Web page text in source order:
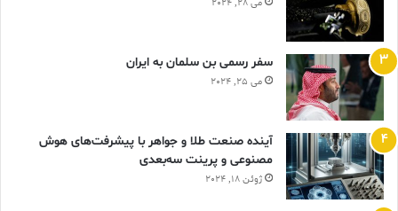
می 28, 2024
سفر رسمی بن سلمان به ایران
می 25, 2024
آینده صنعت طلا و جواهر با پیشرفت‌های هوش
مصنوعی و پرینت سه‌بعدی
ژوئن 18, 2024